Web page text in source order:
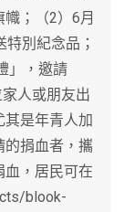
；（2）6月
別紀念品；
」，邀請
人或朋友出
其是年青人加
的捐血者，攜
血，居民可在
blook-